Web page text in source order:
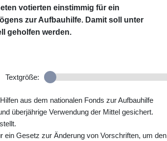
votierten einstimmig für ein
zur Aufbauhilfe. Damit soll unter
geholfen werden.
Textgröße:
aus dem nationalen Fonds zur Aufbauhilfe
überjährige Verwendung der Mittel gesichert.
ein Gesetz zur Änderung von Vorschriften, um den